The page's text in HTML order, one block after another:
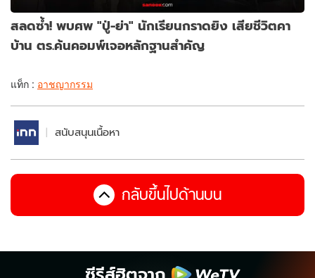
สลดซ้ำ! พบศพ "ปู่-ย่า" นักเรียนกราดยิง เสียชีวิตคา
บ้าน ตร.ค้นคอมพ์เจอหลักฐานสำคัญ
แท็ก : อาชญากรรม
สนับสนุนเนื้อหา
กลับขึ้นไปด้านบน